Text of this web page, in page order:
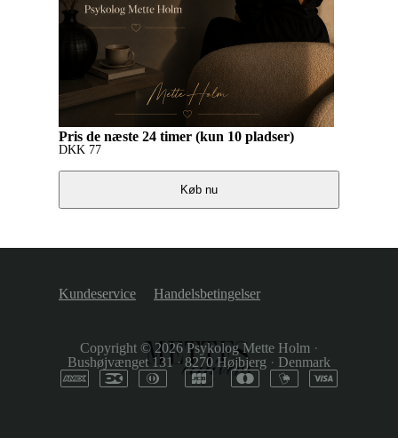
Pris de næste 24 timer (kun 10 pladser)
DKK 77
Køb nu
Kundeservice Handelsbetingelser
Copyright © 2026Psykolog Mette Holm ·
Bushøjvænget 131 ·8270 Højbjerg · Denmark